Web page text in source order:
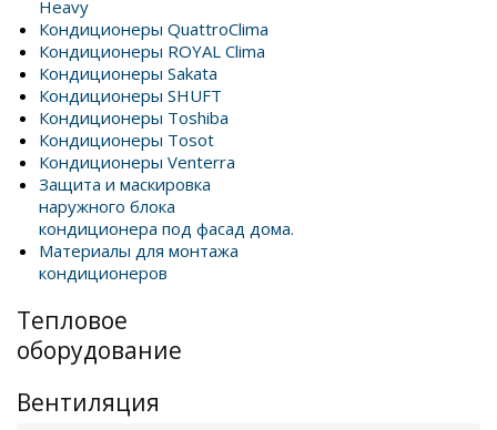
Heavy
Кондиционеры QuattroClima
Кондиционеры ROYAL Clima
Кондиционеры Sakata
Кондиционеры SHUFT
Кондиционеры Toshiba
Кондиционеры Tosot
Кондиционеры Venterra
Защита и маскировка
наружного блока
кондиционера под фасад дома.
Материалы для монтажа
кондиционеров
Тепловое
оборудование
Вентиляция